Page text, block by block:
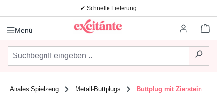
Zum Hauptinhalt springen✔ Schnelle Lieferung
Menü
Anales Spielzeug Metall-Buttplugs Buttplug mit Zierstein